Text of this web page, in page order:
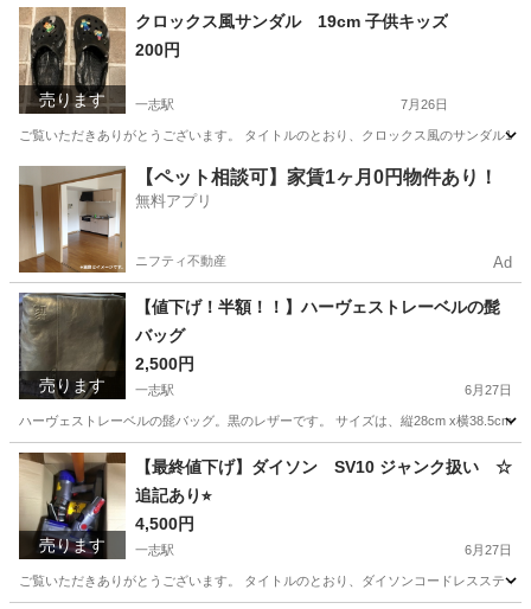
三重 津市 一志駅 ノベルティグッズ 下敷き
売ります
クロックス風サンダル 19cm 子供キッズ
200円
一志駅 7月26日
ご覧いただきありがとうございます。 タイトルのとおり、クロックス風のサンダル
津市 一志駅 キッズ用品
【ペット相談可】家賃1ヶ月0円物件あり！
無料アプリ
ニフティ不動産 Ad
売ります
【値下げ！半額！！】ハーヴェストレーベルの髭
バッグ
2,500円
一志駅 6月27日
ハーヴェストレーベルの髭バッグ。黒のレザーです。 サイズは、縦28cm x横38.5cm
三重 津市 一志駅 バッグ 体育館
売ります
【最終値下げ】ダイソン SV10 ジャンク扱い ☆
追記あり⭐︎
4,500円
一志駅 6月27日
ご覧いただきありがとうございます。 タイトルのとおり、ダイソンコードレスステ